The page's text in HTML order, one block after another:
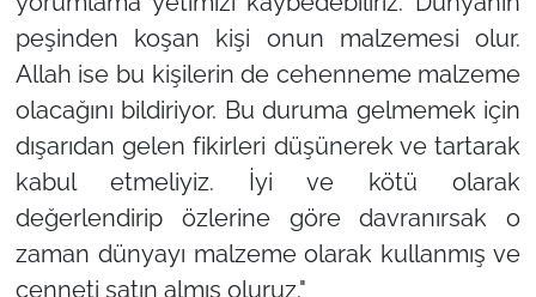
peşinden koşan kişi onun malzemesi olur.
Allah ise bu kişilerin de cehenneme malzeme
olacağını bildiriyor. Bu duruma gelmemek için
dışarıdan gelen fikirleri düşünerek ve tartarak
kabul etmeliyiz. İyi ve kötü olarak
değerlendirip özlerine göre davranırsak o
zaman dünyayı malzeme olarak kullanmış ve
cenneti satın almış oluruz."